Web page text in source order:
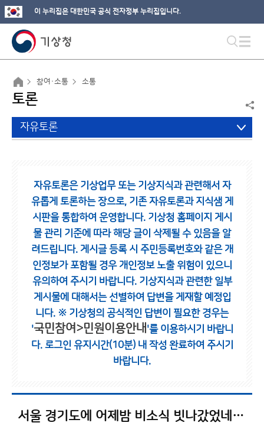
이 누리집은 대한민국 공식 전자정부 누리집입니다.
참여·소통 소통
토론
자유토론
자유토론은 기상업무 또는 기상지식과 관련해서 자
유롭게 토론하는 장으로, 기존 자유토론과 지식샘 게
시판을 통합하여 운영합니다. 기상청 홈페이지 게시
물 관리 기준에 따라 해당 글이 삭제될 수 있음을 알
려드립니다. 게시글 등록 시 주민등록번호와 같은 개
인정보가 포함될 경우 개인정보 노출 위험이 있으니
유의하여 주시기 바랍니다. 기상지식과 관련한 일부
게시물에 대해서는 선별하여 답변을 게재할 예정입
니다. ※ 기상청의 공식적인 답변이 필요한 경우는
'국민참여>민원이용안내 '를 이용하시기 바랍니
다. 로그인 유지시간(10분) 내 작성 완료하여 주시기
바랍니다.
서울 경기도에 어제밤 비소식 빗나갔었네요?